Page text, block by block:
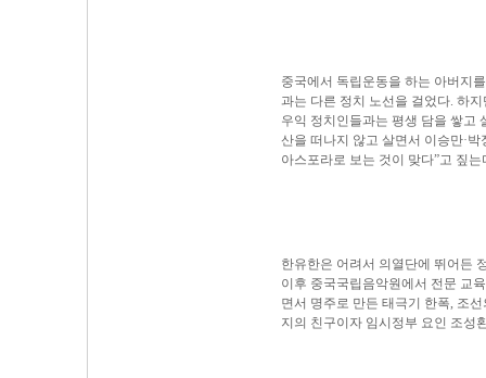
중국에서 독립운동을 하는 아버지
과는 다른 정치 노선을 걸었다. 하
우익 정치인들과는 평생 담을 쌓고
산을 떠나지 않고 살면서 이승만·
아스포라로 보는 것이 맞다”고 짚는
한유한은 어려서 의열단에 뛰어든
이후 중국국립음악원에서 전문 교
면서 명주로 만든 태극기 한폭, 조
지의 친구이자 임시정부 요인 조성